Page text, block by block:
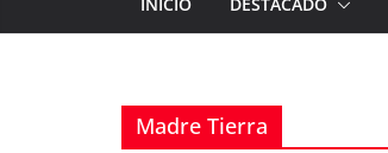
Madre Tierra